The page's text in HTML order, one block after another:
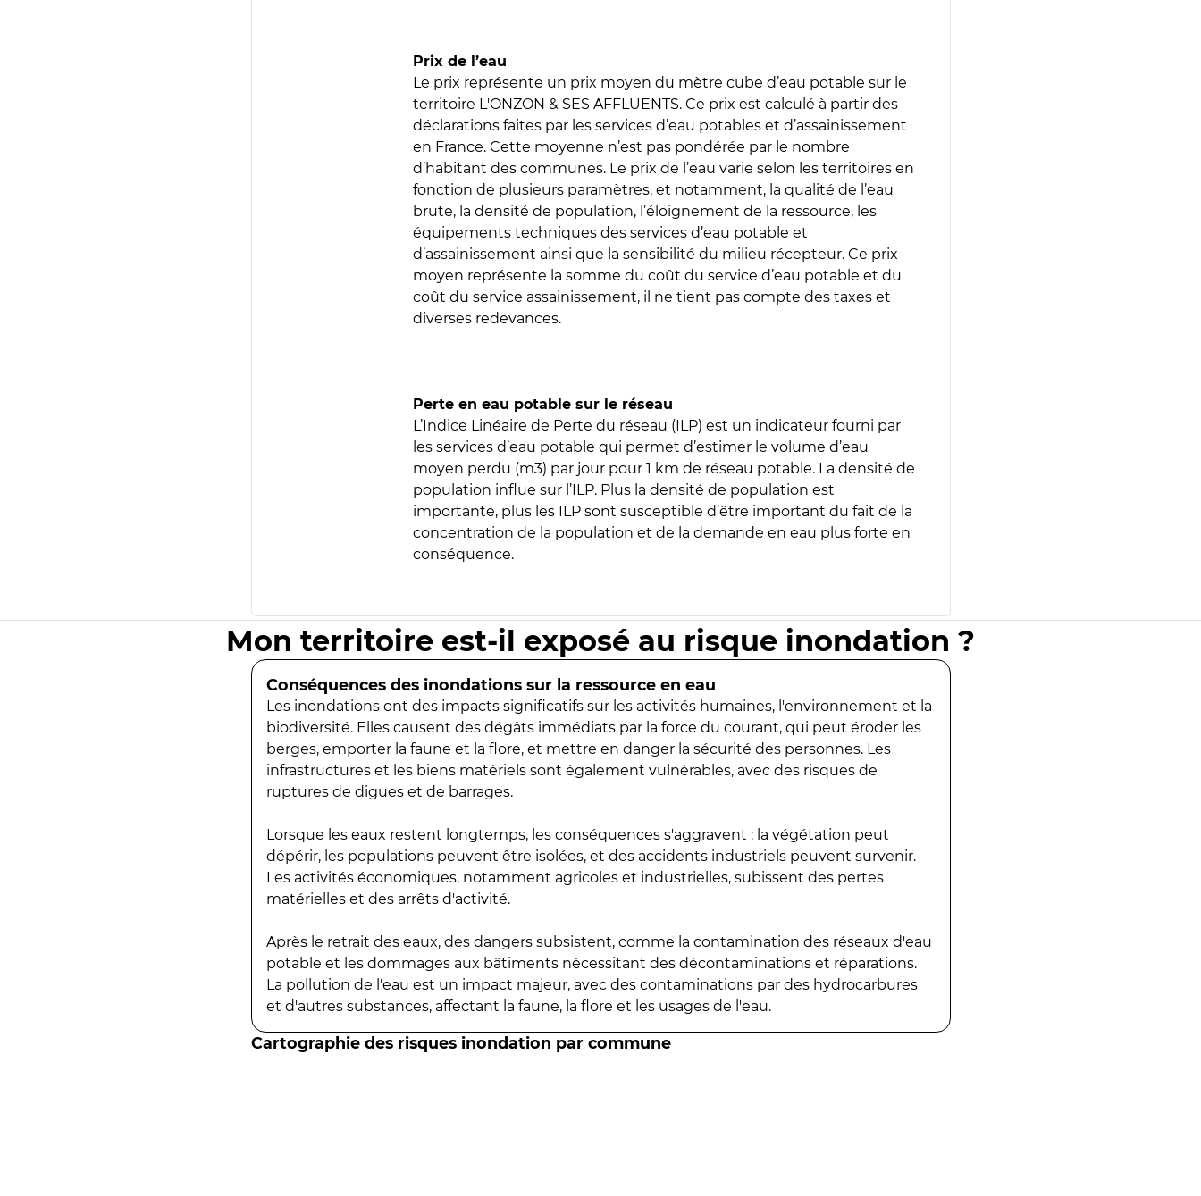
Prix de l’eau
Le prix représente un prix moyen du mètre cube d’eau potable sur le
territoire L'ONZON & SES AFFLUENTS. Ce prix est calculé à partir des
déclarations faites par les services d’eau potables et d’assainissement
en France. Cette moyenne n’est pas pondérée par le nombre
d’habitant des communes. Le prix de l’eau varie selon les territoires en
fonction de plusieurs paramètres, et notamment, la qualité de l’eau
brute, la densité de population, l’éloignement de la ressource, les
équipements techniques des services d’eau potable et
d’assainissement ainsi que la sensibilité du milieu récepteur. Ce prix
moyen représente la somme du coût du service d’eau potable et du
coût du service assainissement, il ne tient pas compte des taxes et
diverses redevances.
Perte en eau potable sur le réseau
L’Indice Linéaire de Perte du réseau (ILP) est un indicateur fourni par
les services d’eau potable qui permet d’estimer le volume d’eau
moyen perdu (m3) par jour pour 1 km de réseau potable. La densité de
population influe sur l’ILP. Plus la densité de population est
importante, plus les ILP sont susceptible d’être important du fait de la
concentration de la population et de la demande en eau plus forte en
conséquence.
Mon territoire est-il exposé au risque inondation ?
Conséquences des inondations sur la ressource en eau
Les inondations ont des impacts significatifs sur les activités humaines, l'environnement et la
biodiversité. Elles causent des dégâts immédiats par la force du courant, qui peut éroder les
berges, emporter la faune et la flore, et mettre en danger la sécurité des personnes. Les
infrastructures et les biens matériels sont également vulnérables, avec des risques de
ruptures de digues et de barrages.
Lorsque les eaux restent longtemps, les conséquences s'aggravent : la végétation peut
dépérir, les populations peuvent être isolées, et des accidents industriels peuvent survenir.
Les activités économiques, notamment agricoles et industrielles, subissent des pertes
matérielles et des arrêts d'activité.
Après le retrait des eaux, des dangers subsistent, comme la contamination des réseaux d'eau
potable et les dommages aux bâtiments nécessitant des décontaminations et réparations.
La pollution de l'eau est un impact majeur, avec des contaminations par des hydrocarbures
et d'autres substances, affectant la faune, la flore et les usages de l'eau.
Cartographie des risques inondation par commune